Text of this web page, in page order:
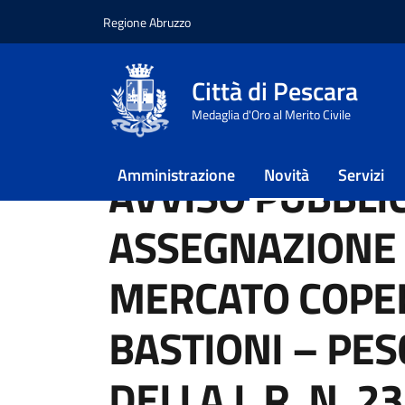
Regione Abruzzo
Città di Pescara
Medaglia d'Oro al Merito Civile
Amministrazione Novità Servizi
Home / Novità / Bandi
/ AVVISO PUBBLICO PER ASSEGNAZIONE
AVVISO
MERCATO
BASTIONI –